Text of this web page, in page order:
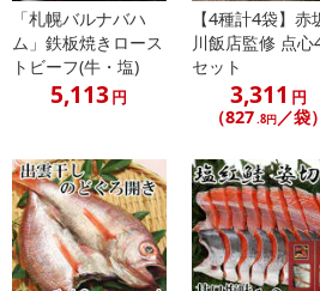
ンクまとめて支払い、楽天ペイ、メル
Payでお支払いの場合、決済のため外部
発送日カレンダー
「札幌バルナバハ
ム」鉄板焼きロース
トビーフ(牛・塩)
5,113円
【4種計4袋】赤
川飯店監修 点心
セット
3,311 円
（827.8円／袋）